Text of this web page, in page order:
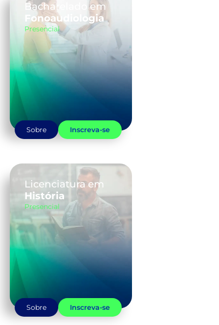
Bacharelado em
Fonoaudiologia
Presencial
Sobre Inscreva-se
Licenciatura em
História
Presencial
Sobre Inscreva-se